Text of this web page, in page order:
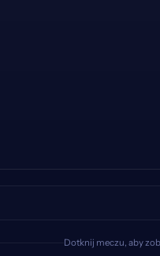
Dotknij meczu, aby